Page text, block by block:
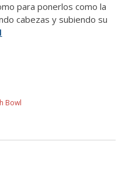
para ponerlos como la
cabezas y subiendo su
Bowl